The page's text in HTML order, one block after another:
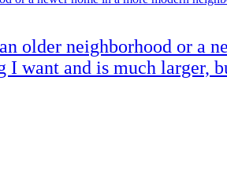
older neighborhood or a
want and is much larger,